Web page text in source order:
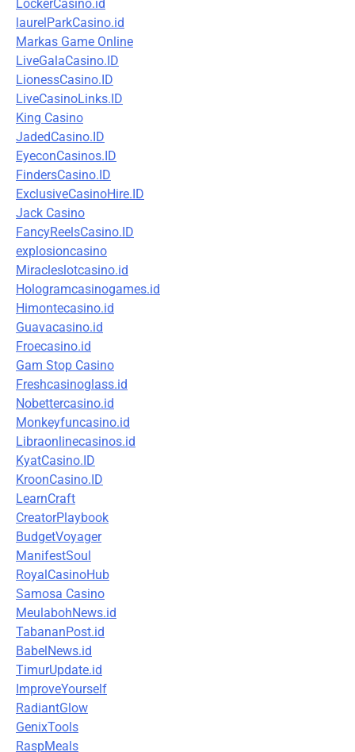
LockerCasino.id
laurelParkCasino.id
Markas Game Online
LiveGalaCasino.ID
LionessCasino.ID
LiveCasinoLinks.ID
King Casino
JadedCasino.ID
EyeconCasinos.ID
FindersCasino.ID
ExclusiveCasinoHire.ID
Jack Casino
FancyReelsCasino.ID
explosioncasino
Miracleslotcasino.id
Hologramcasinogames.id
Himontecasino.id
Guavacasino.id
Froecasino.id
Gam Stop Casino
Freshcasinoglass.id
Nobettercasino.id
Monkeyfuncasino.id
Libraonlinecasinos.id
KyatCasino.ID
KroonCasino.ID
LearnCraft
CreatorPlaybook
BudgetVoyager
ManifestSoul
RoyalCasinoHub
Samosa Casino
MeulabohNews.id
TabananPost.id
BabelNews.id
TimurUpdate.id
ImproveYourself
RadiantGlow
GenixTools
RaspMeals